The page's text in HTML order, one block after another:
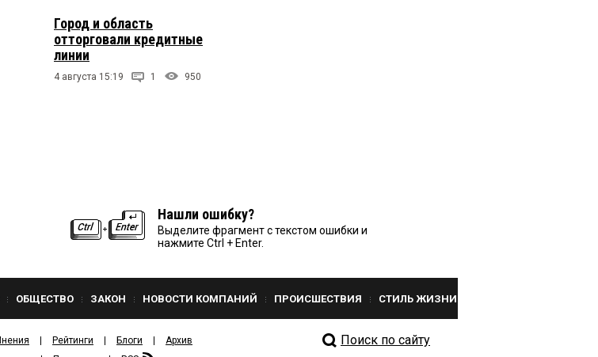
Город и область
отторговали кредитные
линии
4 августа 15:19 1 950
Нашли ошибку?
Выделите фрагмент с текстом ошибки и
нажмите Ctrl + Enter.
ОБЩЕСТВО ЗАКОН НОВОСТИ КОМПАНИЙ ПРОИСШЕСТВИЯ СТИЛЬ ЖИЗНИ
Рейтинги Блоги
Архив
Поиск по сайту